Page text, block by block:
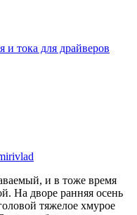
и тока для драйверов
и в тоже время
На дворе ранняя осень
тяжелое хмурое